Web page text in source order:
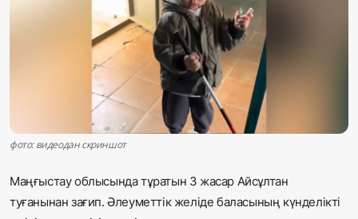
Әлем
фото: видеодан скриншот
Маңғыстау облысында тұратын 3 жасар Айсұлтан
туғанынан зағип. Әлеуметтік желіде баласының күнделікті